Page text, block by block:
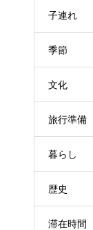
子連れ
季節
文化
旅行準備
暮らし
歴史
滞在時間